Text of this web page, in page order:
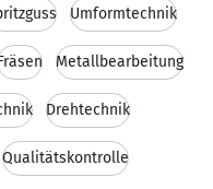
Umformtechnik
Metallbearbeitung
Drehtechnik
Qualitätskontrolle